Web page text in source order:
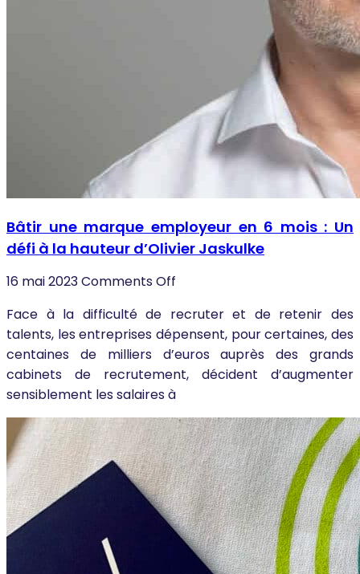
Bâtir une marque employeur en 6 mois : Un
défi à la hauteur d’Olivier Jaskulke
16 mai 2023Comments Off
Face à la difficulté de recruter et de retenir des
talents, les entreprises dépensent, pour certaines, des
centaines de milliers d’euros auprès des grands
cabinets de recrutement, décident d’augmenter
sensiblement les salaires à